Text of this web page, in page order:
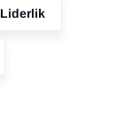
Liderlik